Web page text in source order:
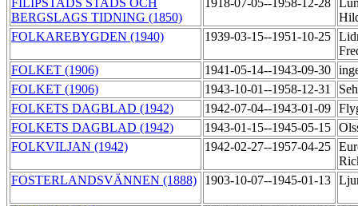
FILIPSTADS STADS OCH
BERGSLAGS TIDNING (1850)
1918-07-05--1958-12-28
FOLKAREBYGDEN (1940)
1939-03-15--1951-10-25
FOLKET (1906)
1941-05-14--1943-09-30
FOLKET (1906)
1943-10-01--1958-12-31
FOLKETS DAGBLAD (1942)
1942-07-04--1943-01-09
FOLKETS DAGBLAD (1942)
1943-01-15--1945-05-15
FOLKVILJAN (1942)
1942-02-27--1957-04-25
FOSTERLANDSVÄNNEN (1888)
1903-10-07--1945-01-13